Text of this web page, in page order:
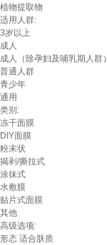
植物提取物
适用人群:
3岁以上
成人
成人（除孕妇及哺乳期人群）
普通人群
青少年
通用
类别:
冻干面膜
DIY面膜
粉末状
揭剥/撕拉式
涂抹式
水敷膜
贴片式面膜
其他
高级选项:
形态 适合肤质